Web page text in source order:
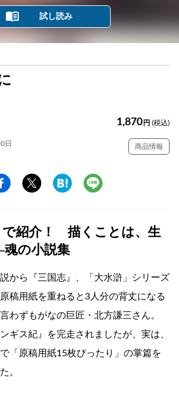
試し読み
1,870 円 (税込)
日
商品情報
で紹介！ 描くことは、生
の小説集
から『三国志』、「大水滸」シリーズ
稿用紙を重ねると3人分の背丈になる
わずもがなの巨匠・北方謙三さん。
ギス紀』を完走されましたが、実は、
「原稿用紙15枚ぴったり」の掌篇を
。